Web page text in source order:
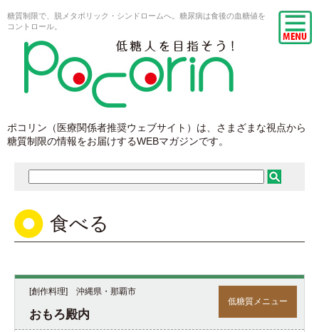
糖質制限で、脱メタボリック・シンドロームへ。糖尿病は食後の血糖値を
コントロール。
ポコリン（医療関係者推奨ウェブサイト）は、さまざまな視点から
糖質制限の情報をお届けするWEBマガジンです。
食べる
低糖質メニュー
[創作料理] 沖縄県・那覇市
おもろ殿内